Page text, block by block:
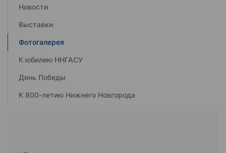
Новости
Выставки
Фотогалерея
К юбилею ННГАСУ
День Победы
К 800-летию Нижнего Новгорода